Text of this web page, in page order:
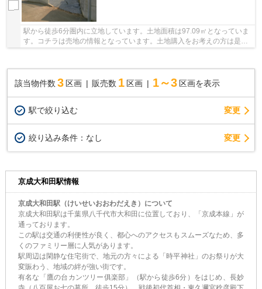
駅から徒歩6分圏内に立地しています。土地面積は97.09㎡となっていま
す。コチラは売地の情報となっています。土地購入をお考えの方は是
該当物件数 3 区画 販売数 1 区画 1～3 区画を表示
駅で絞り込む 変更
絞り込み条件： なし 変更
京成大和田駅情報
京成大和田駅（けいせいおおわだえき）について
京成大和田駅は千葉県八千代市大和田に位置しており、
「京成本線」が
通っております。
この駅は交通の利便性が良く、都心へのアクセスもスムーズなため、多
くのファミリー層に人気があります。
駅周辺は閑静な住宅街で、地元の方々による 「時平神社」 のお祭りが大
変賑わう、地域の絆が強い街です。
有名な
「鷹の台カンツリー俱楽部」 （駅から徒歩6分）をはじめ、 長妙